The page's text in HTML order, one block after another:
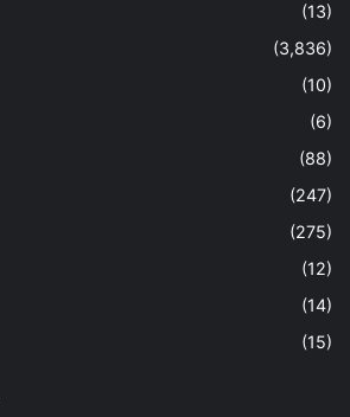
(13)
(3,836)
(10)
(6)
(88)
(247)
(275)
(12)
(14)
(15)